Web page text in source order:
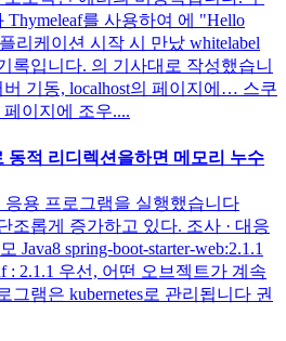
Thymeleaf를 사용하여 에 "Hello
리케이션 시작 시 만났 whitelabel
록입니다. 의 기사대로 작성했습니
기동, localhost의 페이지에… 스쿠
이지에 조우....
동적 리디렉션을하면 메모리 누수
응용 프로그램을 실행했습니다
조롭게 증가하고 있다. 조사 · 대응
spring-boot-starter-web:2.1.1
: 2.1.1 우선, 어떤 오브젝트가 계속
램은 kubernetes로 관리됩니다 권